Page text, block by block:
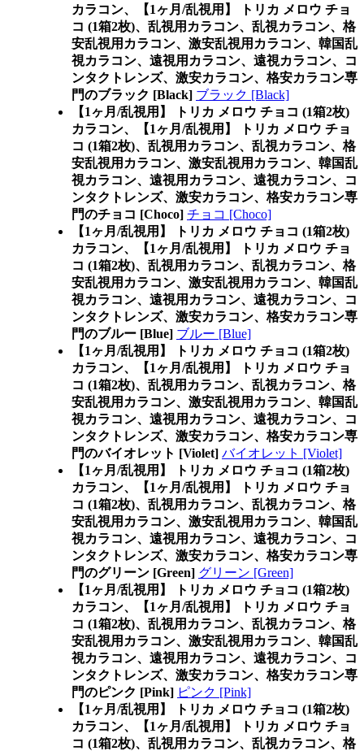
カラコン、
【1ヶ月/乱視用】 トリカ メロウ チョ
コ (1箱2枚)、乱視用カラコン、乱視カラコン、格
安乱視用カラコン、激安乱視用カラコン、韓国乱
視カラコン、遠視用カラコン、遠視カラコン、コ
ンタクトレンズ、激安カラコン、格安カラコン専
門のブラック [Black] ブラック [Black]
【1ヶ月/乱視用】 トリカ メロウ チョコ (1箱2枚)
カラコン、
【1ヶ月/乱視用】 トリカ メロウ チョ
コ (1箱2枚)、乱視用カラコン、乱視カラコン、格
安乱視用カラコン、激安乱視用カラコン、韓国乱
視カラコン、遠視用カラコン、遠視カラコン、コ
ンタクトレンズ、激安カラコン、格安カラコン専
門のチョコ [Choco] チョコ [Choco]
【1ヶ月/乱視用】 トリカ メロウ チョコ (1箱2枚)
カラコン、
【1ヶ月/乱視用】 トリカ メロウ チョ
コ (1箱2枚)、乱視用カラコン、乱視カラコン、格
安乱視用カラコン、激安乱視用カラコン、韓国乱
視カラコン、遠視用カラコン、遠視カラコン、コ
ンタクトレンズ、激安カラコン、格安カラコン専
門のブルー [Blue] ブルー [Blue]
【1ヶ月/乱視用】 トリカ メロウ チョコ (1箱2枚)
カラコン、
【1ヶ月/乱視用】 トリカ メロウ チョ
コ (1箱2枚)、乱視用カラコン、乱視カラコン、格
安乱視用カラコン、激安乱視用カラコン、韓国乱
視カラコン、遠視用カラコン、遠視カラコン、コ
ンタクトレンズ、激安カラコン、格安カラコン専
門のバイオレット [Violet] バイオレット [Violet]
【1ヶ月/乱視用】 トリカ メロウ チョコ (1箱2枚)
カラコン、
【1ヶ月/乱視用】 トリカ メロウ チョ
コ (1箱2枚)、乱視用カラコン、乱視カラコン、格
安乱視用カラコン、激安乱視用カラコン、韓国乱
視カラコン、遠視用カラコン、遠視カラコン、コ
ンタクトレンズ、激安カラコン、格安カラコン専
門のグリーン [Green] グリーン [Green]
【1ヶ月/乱視用】 トリカ メロウ チョコ (1箱2枚)
カラコン、
【1ヶ月/乱視用】 トリカ メロウ チョ
コ (1箱2枚)、乱視用カラコン、乱視カラコン、格
安乱視用カラコン、激安乱視用カラコン、韓国乱
視カラコン、遠視用カラコン、遠視カラコン、コ
ンタクトレンズ、激安カラコン、格安カラコン専
門のピンク [Pink] ピンク [Pink]
【1ヶ月/乱視用】 トリカ メロウ チョコ (1箱2枚)
カラコン、
【1ヶ月/乱視用】 トリカ メロウ チョ
コ (1箱2枚)、乱視用カラコン、乱視カラコン、格